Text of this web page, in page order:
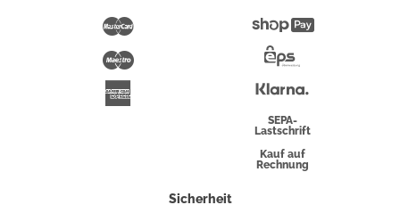
Maestro
PayShopify
Überweisung
SEPA-
Lastschrift
Kauf auf
Rechnung
Sicherheit